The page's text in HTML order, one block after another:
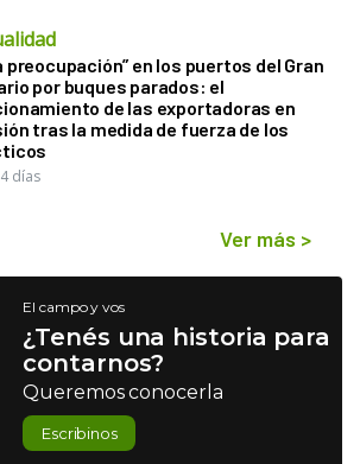
preocupación” en los puertos del Gran
por buques parados: el
de las exportadoras en
tras la medida de fuerza de los
días
Ver más >
El campo y vos
¿Tenés una historia para
contarnos?
Queremos conocerla
Escribinos